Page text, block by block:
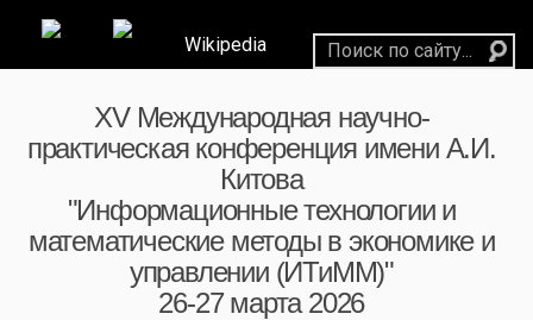
Wikipedia
XV Международная научно-
практическая конференция имени А.И.
Китова
"Информационные технологии и
математические методы в экономике и
управлении (ИТиММ)"
26-27 марта 2026